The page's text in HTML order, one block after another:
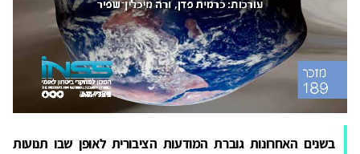
בשנים האחרונות גוברת המודעות הציבורית לאופן שבו תנועות